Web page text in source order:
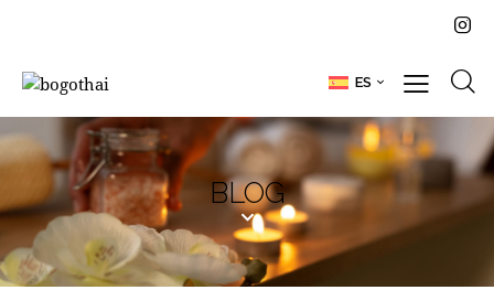
ES
BLOG